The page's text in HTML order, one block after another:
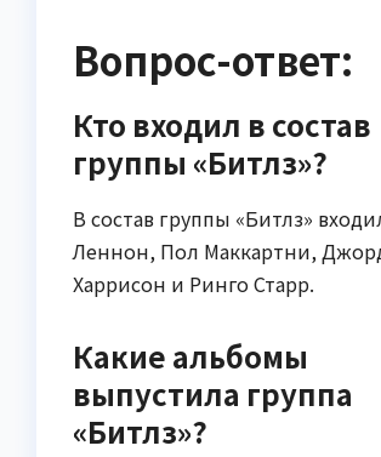
Вопрос-ответ:
Кто входил в состав
группы «Битлз»?
В состав группы «Битлз»
Леннон, Пол Маккартни,
Харрисон и Ринго Старр.
Какие альбомы
выпустила группа
«Битлз»?